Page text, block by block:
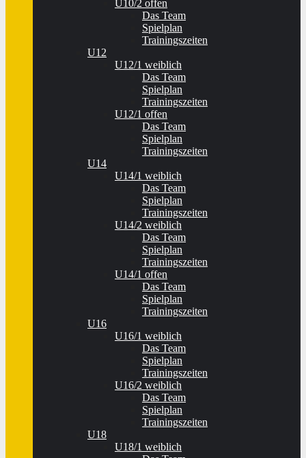
U10/2 offen
Das Team
Spielplan
Trainingszeiten
U12
U12/1 weiblich
Das Team
Spielplan
Trainingszeiten
U12/1 offen
Das Team
Spielplan
Trainingszeiten
U14
U14/1 weiblich
Das Team
Spielplan
Trainingszeiten
U14/2 weiblich
Das Team
Spielplan
Trainingszeiten
U14/1 offen
Das Team
Spielplan
Trainingszeiten
U16
U16/1 weiblich
Das Team
Spielplan
Trainingszeiten
U16/2 weiblich
Das Team
Spielplan
Trainingszeiten
U18
U18/1 weiblich